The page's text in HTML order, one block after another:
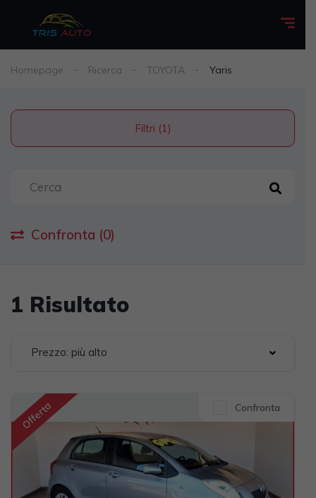
Homepage Ricerca TOYOTA Yaris
Filtri (1)
Confronta (0)
1 Risultato
Prezzo: più alto
Offerta Confronta